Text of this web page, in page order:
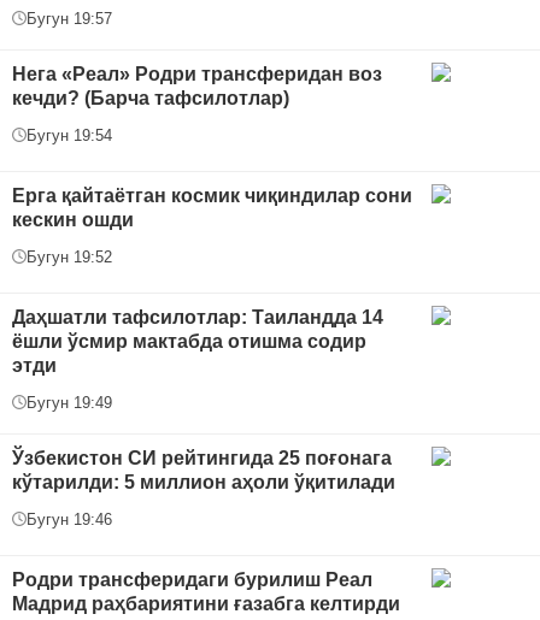
Бугун 19:57
Нега «Реал» Родри трансферидан воз
кечди? (Барча тафсилотлар)
Бугун 19:54
Ерга қайтаётган космик чиқиндилар сони
кескин ошди
Бугун 19:52
Даҳшатли тафсилотлар: Таиландда 14
ёшли ўсмир мактабда отишма содир
этди
Бугун 19:49
Ўзбекистон СИ рейтингида 25 поғонага
кўтарилди: 5 миллион аҳоли ўқитилади
Бугун 19:46
Родри трансферидаги бурилиш Реал
Мадрид раҳбариятини ғазабга келтирди